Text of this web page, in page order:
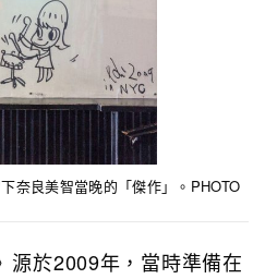
奈良美智當晚的「傑作」。PHOTO
源於2009年，當時準備在